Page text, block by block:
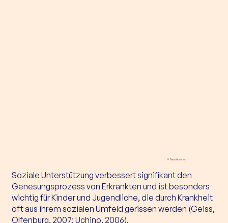
© Svea Abraham
Soziale Unterstützung verbessert signifikant den
Genesungsprozess von Erkrankten und ist besonders
wichtig für Kinder und Jugendliche, die durch Krankheit
oft aus ihrem sozialen Umfeld gerissen werden (Geiss,
Olfenburg, 2007; Uchino, 2006).